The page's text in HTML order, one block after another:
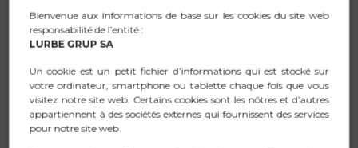
Contrôlez votre musique : lecture/pause, piste
précédente/suivante, d’une simple pression sur un
bouton.
Microphone intégré permettant de répondre et de
terminer les appels sans sortir le smartphone de votre
poche (fonction mains libres).
Câble de 120 cm de long qui vous permet de bouger en
Bienvenue aux informations de base sur les cookies du site web
responsabilité de l’entité :
LURBE GRUP SA
Un cookie est un petit fichier d’informations qui est stocké sur
votre ordinateur, smartphone ou tablette chaque fois que vous
visitez notre site web. Certains cookies sont les nôtres et d’autres
appartiennent à des sociétés externes qui fournissent des services
pour notre site web.